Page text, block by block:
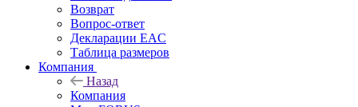
Возврат
Вопрос-ответ
Декларации EAC
Таблица размеров
Компания
Назад
Компания